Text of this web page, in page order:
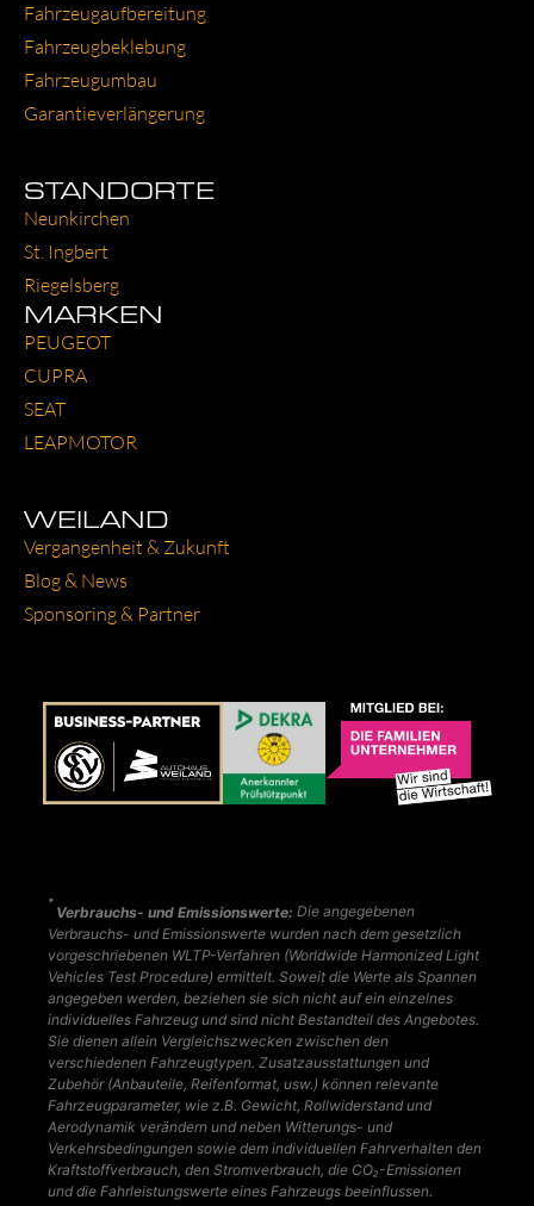
Fahr­zeug­auf­be­rei­tung
Fahr­zeug­be­kle­bung
Fahr­zeug­um­bau
Garantie­verlängerung
STANDORTE
Neun­kir­chen
St. Ing­bert
Rie­gels­berg
MARKEN
PEU­GEOT
CUP­RA
SEAT
LEAP­MO­TOR
WEILAND
Ver­gan­gen­heit & Zukunft
Blog & News
Spon­so­ring & Part­ner
*
Verbrauchs- und Emissionswerte: Die angegebenen
Verbrauchs- und Emissionswerte wurden nach dem gesetzlich
vorgeschriebenen WLTP-Verfahren (Worldwide Harmonized Light
Vehicles Test Procedure) ermittelt. Soweit die Werte als Spannen
angegeben werden, beziehen sie sich nicht auf ein einzelnes
individuelles Fahrzeug und sind nicht Bestandteil des Angebotes.
Sie dienen allein Vergleichszwecken zwischen den
verschiedenen Fahrzeugtypen. Zusatzausstattungen und
Zubehör (Anbauteile, Reifenformat, usw.) können relevante
Fahrzeugparameter, wie z.B. Gewicht, Rollwiderstand und
Aerodynamik verändern und neben Witterungs- und
Verkehrsbedingungen sowie dem individuellen Fahrverhalten den
Kraftstoffverbrauch, den Stromverbrauch, die CO₂-Emissionen
und die Fahrleistungswerte eines Fahrzeugs beeinflussen.